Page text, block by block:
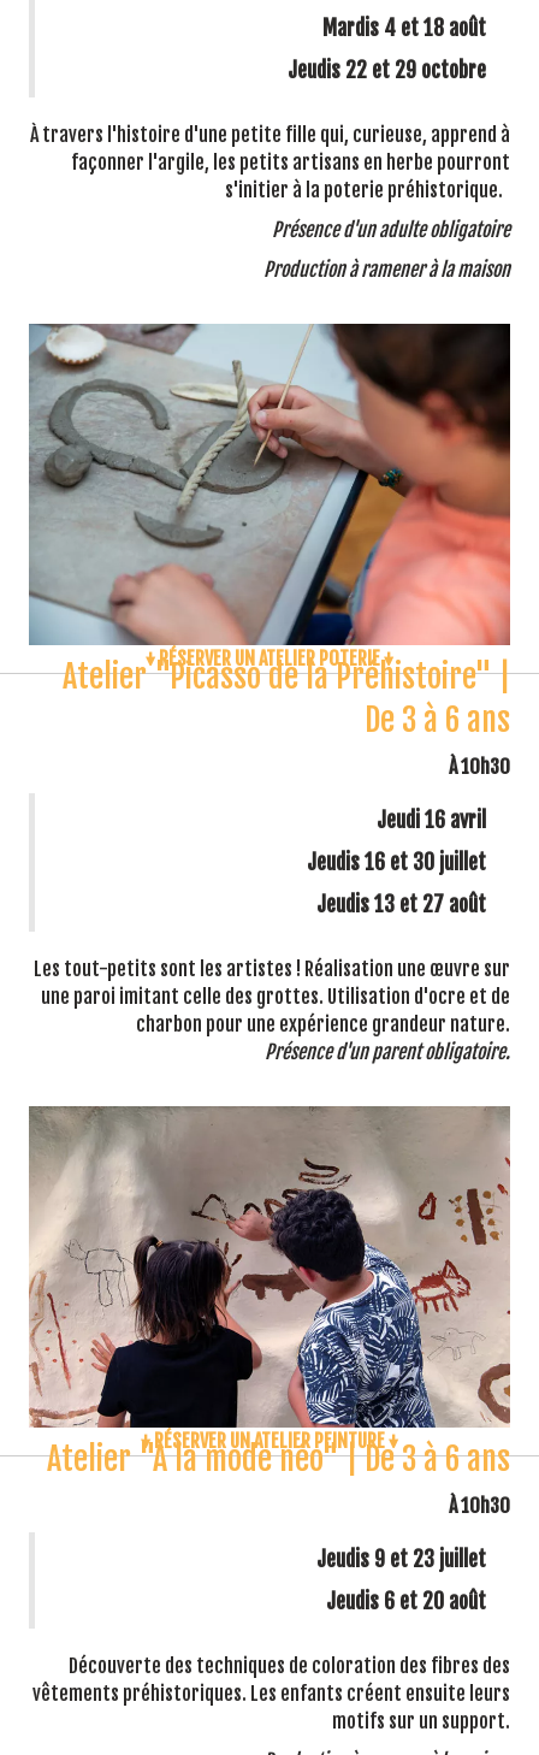
Mardis 4 et 18 août
Jeudis 22 et 29 octobre
À travers l'histoire d'une petite fille qui, curieuse, apprend à
façonner l'argile, les petits artisans en herbe pourront
s'initier à la poterie préhistorique.
Présence d'un adulte obligatoire
Production à ramener à la maison
↓ RÉSERVER UN ATELIER POTERIE ↓
Atelier "Picasso de la Préhistoire" |
De 3 à 6 ans
À 10h30
Jeudi 16 avril
Jeudis 16 et 30 juillet
Jeudis 13 et 27 août
Les tout-petits sont les artistes ! Réalisation une œuvre sur
une paroi imitant celle des grottes. Utilisation d'ocre et de
charbon pour une expérience grandeur nature.
Présence d'un parent obligatoire.
↓ RÉSERVER UN ATELIER PEINTURE ↓
Atelier "À la mode néo" | De 3 à 6 ans
À 10h30
Jeudis 9 et 23 juillet
Jeudis 6 et 20 août
Découverte des techniques de coloration des fibres des
vêtements préhistoriques. Les enfants créent ensuite leurs
motifs sur un support.